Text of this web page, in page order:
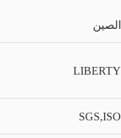
الصين
LIBERTY
SGS,ISO